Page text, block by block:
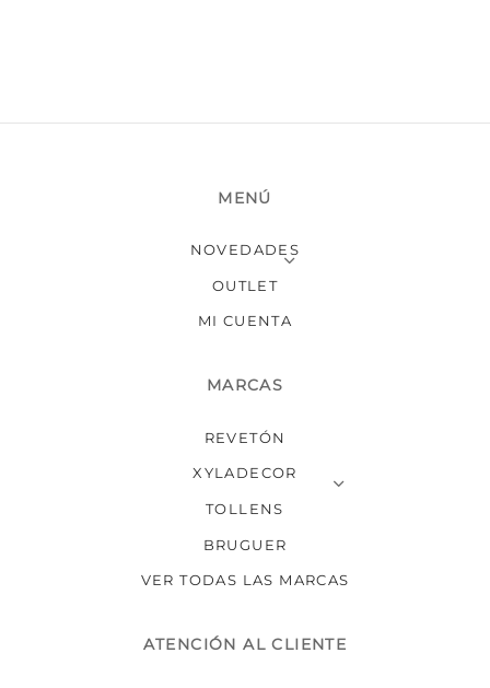
MENÚ
NOVEDADES
OUTLET
MI CUENTA
MARCAS
REVETÓN
XYLADECOR
TOLLENS
BRUGUER
VER TODAS LAS MARCAS
ATENCIÓN AL CLIENTE